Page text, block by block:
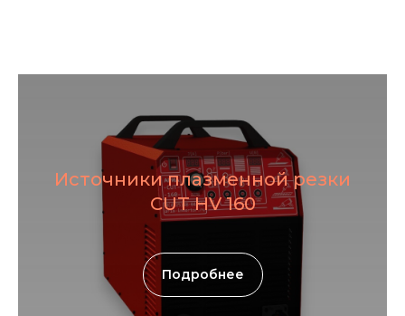
Источники плазменной резки
CUT HV 160
Подробнее